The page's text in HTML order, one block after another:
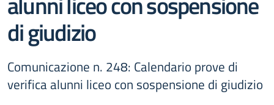
di giudizio
Comunicazione n. 248: Calendario prove di
verifica alunni liceo con sospensione di giudizio